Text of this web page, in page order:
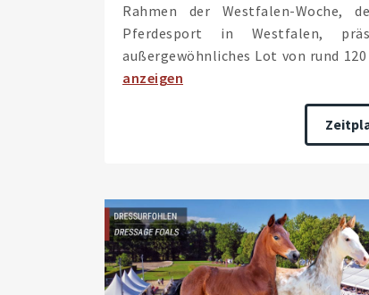
Rahmen der Westfalen-Woche,
Pferdesport in Westfalen,
außergewöhnliches Lot von rund
anzeigen